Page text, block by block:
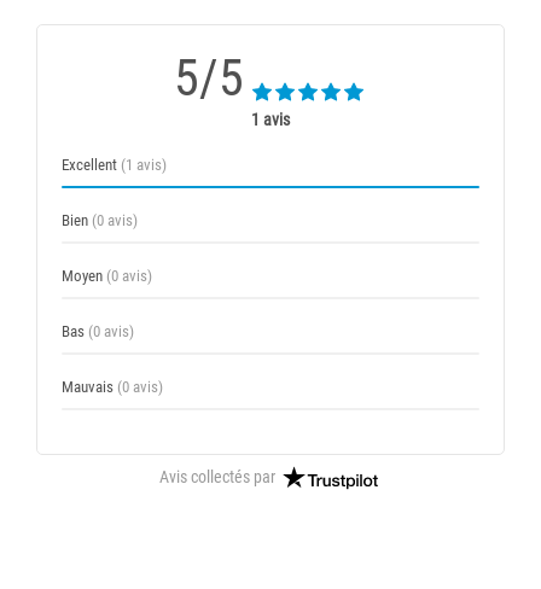
5/5
1 avis
Excellent (1 avis)
Bien (0 avis)
Moyen (0 avis)
Bas (0 avis)
Mauvais (0 avis)
Avis collectés par